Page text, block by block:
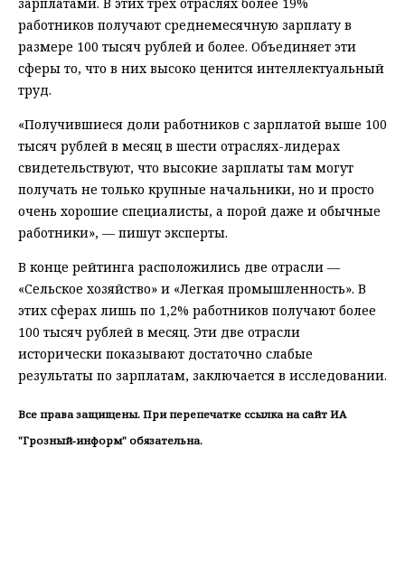
работников получают среднемесячную зарплату в
размере 100 тысяч рублей и более. Объединяет эти
сферы то, что в них высоко ценится интеллектуальный
труд.
«Получившиеся доли работников с зарплатой выше 100
тысяч рублей в месяц в шести отраслях-лидерах
свидетельствуют, что высокие зарплаты там могут
получать не только крупные начальники, но и просто
очень хорошие специалисты, а порой даже и обычные
работники», — пишут эксперты.
В конце рейтинга расположились две отрасли —
«Сельское хозяйство» и «Легкая промышленность». В
этих сферах лишь по 1,2% работников получают более
100 тысяч рублей в месяц. Эти две отрасли
исторически показывают достаточно слабые
результаты по зарплатам, заключается в исследовании.
Все права защищены. При перепечатке ссылка на сайт ИА
"Грозный-информ" обязательна.